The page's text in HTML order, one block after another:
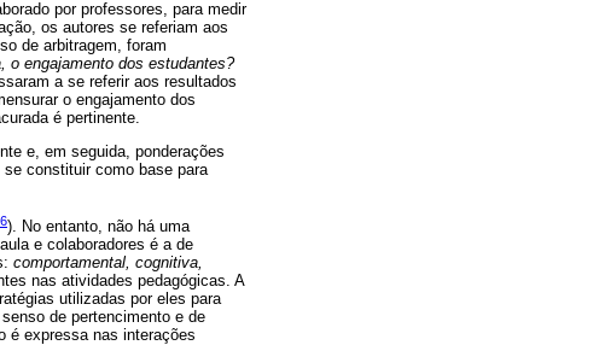
por professores, para medir
os autores se referiam aos
de arbitragem, foram
o engajamento dos estudantes?
a se referir aos resultados
o engajamento dos
é pertinente.
e, em seguida, ponderações
constituir como base para
). No entanto, não há uma
e colaboradores é a de
comportamental, cognitiva,
nas atividades pedagógicas. A
utilizadas por eles para
de pertencimento e de
é expressa nas interações